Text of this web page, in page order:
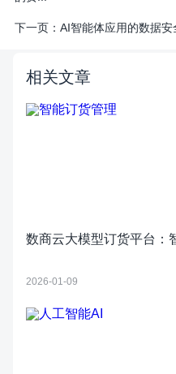
下一页： AI智能体应用的数据
相关文章
数商云大模型订货平台：
2026-01-09